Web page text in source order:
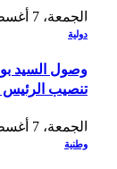
الجمعة، 7 أغسطس 2026
دولية
وصول السيد
تنصيب الرئيس
الجمعة، 7 أغسطس 2026
وطنية